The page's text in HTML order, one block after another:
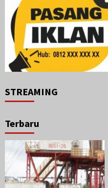
STREAMING
Terbaru